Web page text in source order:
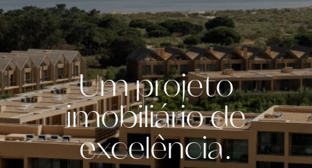
Um projeto
imobiliário de
excelência.